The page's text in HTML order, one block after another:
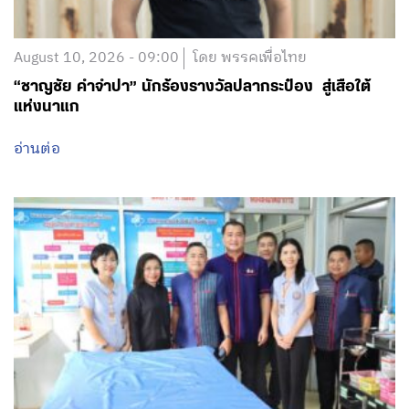
แห่งนาแก
อ่านต่อ
August 9, 2026 - 13:00 โดย พรรคเพื่อไทย
‘มนพร เจริญศรี’ อดีต รมช.คมนาคม และ สส.นครพนม นำ